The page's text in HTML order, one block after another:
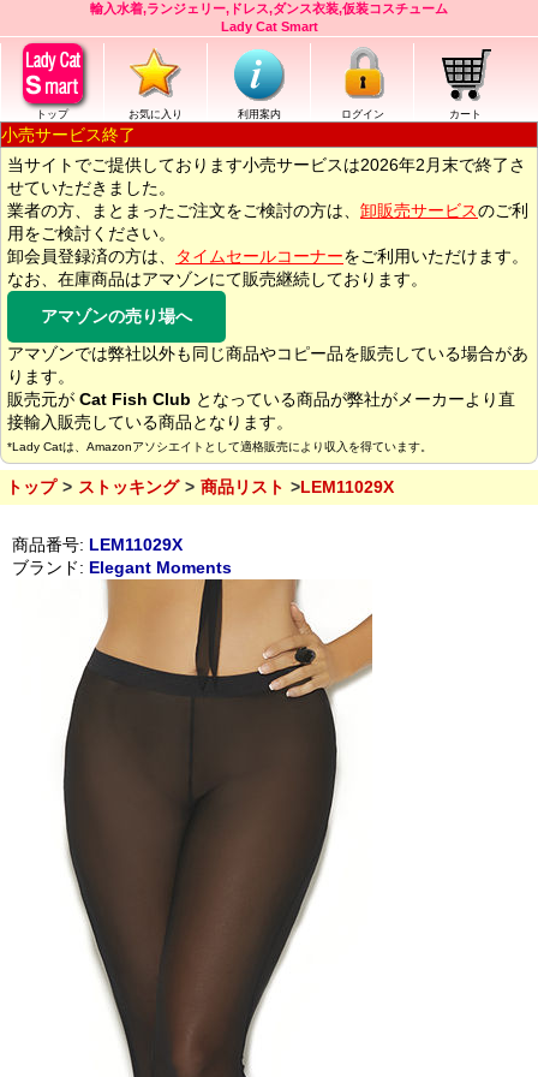
輸入水着,ランジェリー,ドレス,ダンス衣装,仮装コスチューム
Lady Cat Smart
トップ お気に入り 利用案内 ログイン カート
小売サービス終了
当サイトでご提供しております小売サービスは2026年2月末で終了さ
せていただきました。
業者の方、まとまったご注文をご検討の方は、 卸販売サービスのご利
用をご検討ください。
卸会員登録済の方は、
タイムセールコーナーをご利用いただけます。
なお、在庫商品はアマゾンにて販売継続しております。
アマゾンの売り場へ
アマゾンでは弊社以外も同じ商品やコピー品を販売している場合があ
ります。
販売元が Cat Fish Club となっている商品が弊社がメーカーより直
接輸入販売している商品となります。
*Lady Catは、Amazonアソシエイトとして適格販売により収入を得ています。
トップ ストッキング 商品リスト LEM11029X
商品番号: LEM11029X
ブランド: Elegant Moments